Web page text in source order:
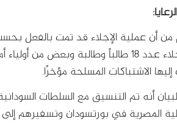
من أن عملية الإجلاء قد تمت بالفعل
في إجلاء عدد 18 طالباً وطالبة
الاشتباكات المسلحة مؤخرًا.
أنه تم التنسيق مع السلطات
المصرية في بورتسودان وتسفيرهم